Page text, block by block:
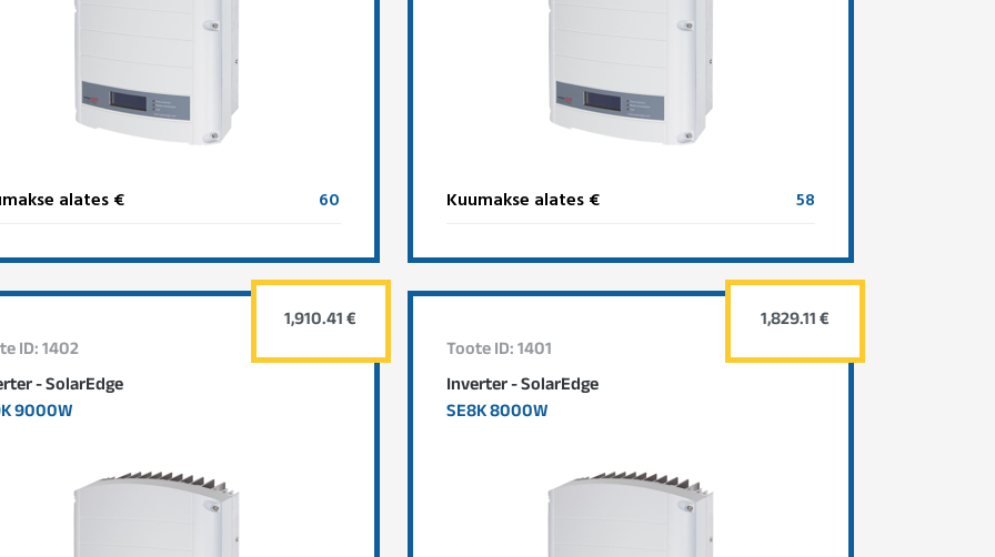
alates € 60 Kuumakse alates € 58
ID: 1402
- SolarEdge
9000W
1,910.41 €
Toote ID: 1401
Inverter - SolarEdge
SE8K 8000W
1,829.11 €